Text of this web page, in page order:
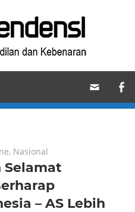
, Nasional
Selamat
– AS Lebih